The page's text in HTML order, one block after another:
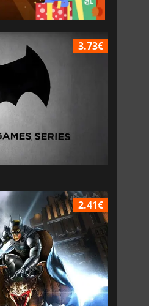
3.73€
2.41€